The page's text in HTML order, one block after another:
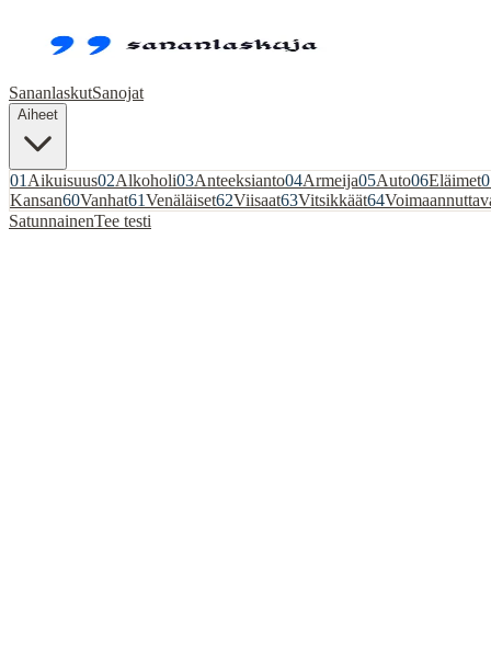
SananlaskutSanojat
Aiheet
01 Aikuisuus02Alkoholi03Anteeksianto04Armeija05Auto06Eläimet
Kansan60Vanhat61Venäläiset62Viisaat63Vitsikkäät64
SatunnainenTee testi